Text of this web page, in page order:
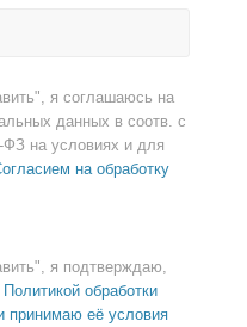
я соглашаюсь на
данных в соотв. с
на условиях и для
на обработку
я подтверждаю,
Политикой обработки
принимаю её условия